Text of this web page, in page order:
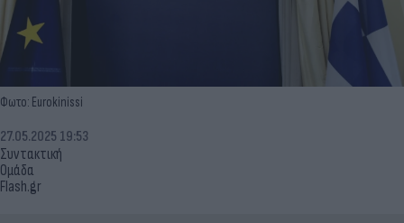
Φωτο: Eurokinissi
Συντακτική
Ομάδα
Flash.gr
27.05.2025 19:53